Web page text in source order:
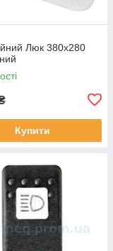
Люк 380х280
Купити